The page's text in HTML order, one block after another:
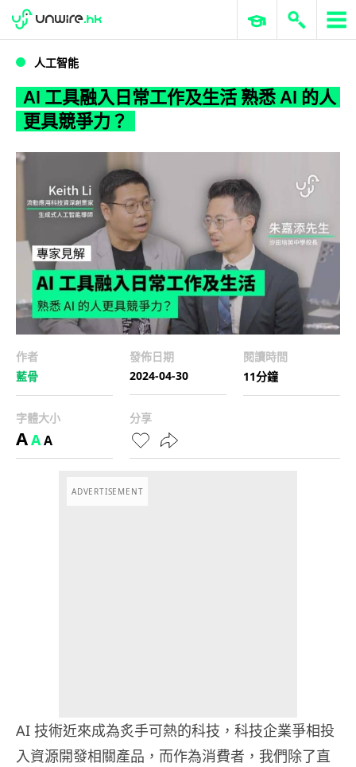
WWDC 2026 ERP 與商業 AI
人工智能
AI 工具融入日常工作及生活 熟悉 AI 的人
更具競爭力？
作者
藍骨
發佈日期
2024-04-30
閱讀時間
11分鐘
字體大小
AAA
分享
ADVERTISEMENT
AI 技術近來成為炙手可熱的科技，科技企業爭相投
入資源開發相關產品，而作為消費者，我們除了直